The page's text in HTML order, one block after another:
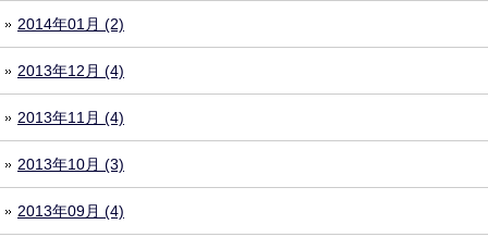
2014年01月 (2)
2013年12月 (4)
2013年11月 (4)
2013年10月 (3)
2013年09月 (4)